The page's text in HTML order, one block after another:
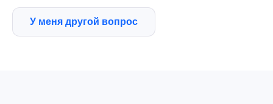
У меня другой вопрос